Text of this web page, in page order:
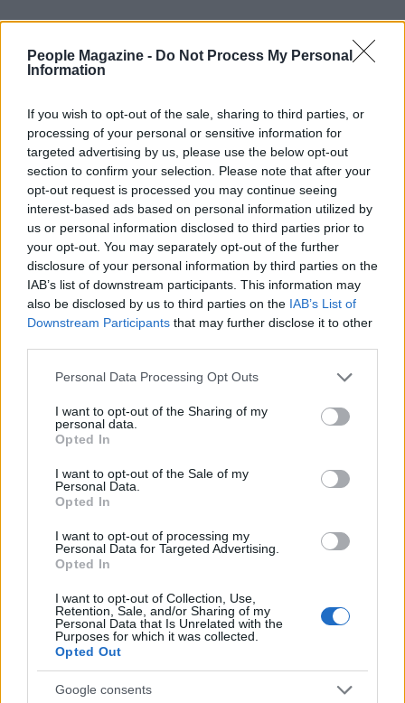
People Magazine - Do Not Process My Personal
Information
If you wish to opt-out of the sale, sharing to third parties, or
processing of your personal or sensitive information for
targeted advertising by us, please use the below opt-out
section to confirm your selection. Please note that after your
opt-out request is processed you may continue seeing
interest-based ads based on personal information utilized by
us or personal information disclosed to third parties prior to
your opt-out. You may separately opt-out of the further
disclosure of your personal information by third parties on the
IAB’s list of downstream participants. This information may
also be disclosed by us to third parties on the IAB’s List of
Downstream Participants that may further disclose it to other
Please note that this website/app uses one or more Google
not limited to your visit or usage behaviour. You may click to
grant or deny consent to Google and its third-party tags to
use your data for below specified purposes in below Google
consent section.
Personal Data Processing Opt Outs
I want to opt-out of the Sharing of my
personal data.
Opted In
I want to opt-out of the Sale of my
Personal Data.
Opted In
I want to opt-out of processing my
Personal Data for Targeted Advertising.
Opted In
I want to opt-out of Collection, Use,
Retention, Sale, and/or Sharing of my
Personal Data that Is Unrelated with the
Purposes for which it was collected.
Opted Out
Google consents
In conclusione, la riscoperta della qualità in
per i creatori di contenuti. L’attenzione ai dettagli, la
passione per la divulgazione e la capacità di
connettersi con il pubblico saranno i fattori chiave
per costruire un futuro televisivo di successo. Non
è solo una questione di intrattenimento, ma di
costruire un legame autentico con chi ci guarda.
AUTORE
AiAdhubMedia